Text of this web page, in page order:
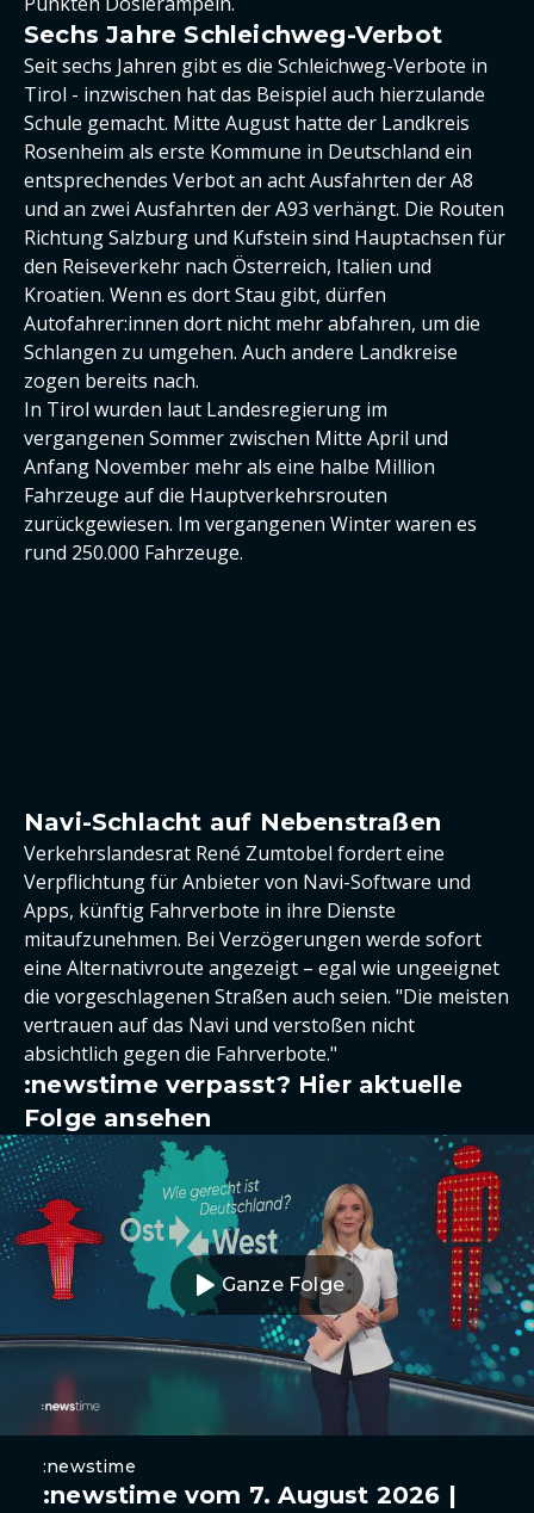
Sechs Jahre Schleichweg-Verbot
Seit sechs Jahren gibt es die Schleichweg-Verbote in
Tirol - inzwischen hat das Beispiel auch hierzulande
Schule gemacht. Mitte August hatte der Landkreis
Rosenheim als erste Kommune in Deutschland ein
entsprechendes Verbot an acht Ausfahrten der A8
und an zwei Ausfahrten der A93 verhängt. Die Routen
Richtung Salzburg und Kufstein sind Hauptachsen für
den Reiseverkehr nach Österreich, Italien und
Kroatien. Wenn es dort Stau gibt, dürfen
Autofahrer:innen dort nicht mehr abfahren, um die
Schlangen zu umgehen. Auch andere Landkreise
zogen bereits nach.
In Tirol wurden laut Landesregierung im
vergangenen Sommer zwischen Mitte April und
Anfang November mehr als eine halbe Million
Fahrzeuge auf die Hauptverkehrsrouten
zurückgewiesen. Im vergangenen Winter waren es
rund 250.000 Fahrzeuge.
Navi-Schlacht auf Nebenstraßen
Verkehrslandesrat René Zumtobel fordert eine
Verpflichtung für Anbieter von Navi-Software und
Apps, künftig Fahrverbote in ihre Dienste
mitaufzunehmen. Bei Verzögerungen werde sofort
eine Alternativroute angezeigt – egal wie ungeeignet
die vorgeschlagenen Straßen auch seien. "Die meisten
vertrauen auf das Navi und verstoßen nicht
absichtlich gegen die Fahrverbote."
:newstime verpasst? Hier aktuelle
Folge ansehen
Ganze Folge
:newstime
:newstime vom 7. August 2026 |